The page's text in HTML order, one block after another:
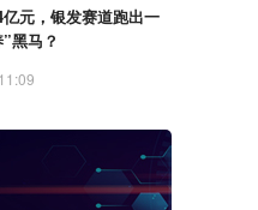
元，银发赛道跑出一
黑马？